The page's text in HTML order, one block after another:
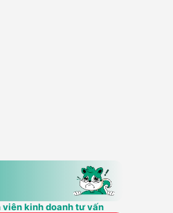
viên kinh doanh tư vấn